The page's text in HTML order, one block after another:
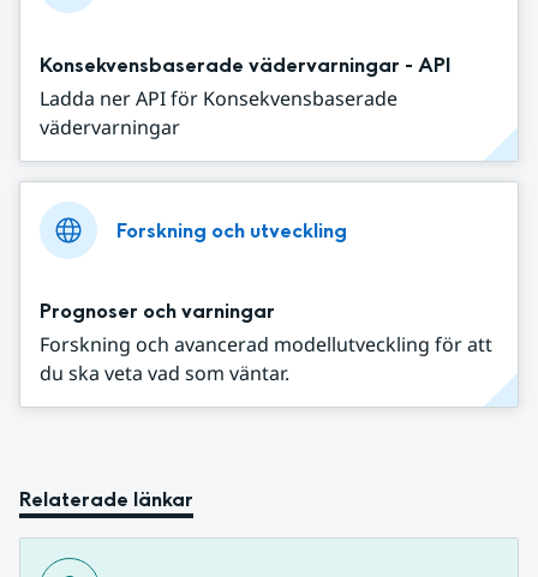
Konsekvensbaserade vädervarningar - API
Ladda ner API för Konsekvensbaserade
vädervarningar
Forskning och utveckling
Prognoser och varningar
Forskning och avancerad modellutveckling för att
du ska veta vad som väntar.
Relaterade länkar